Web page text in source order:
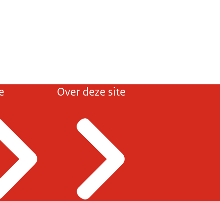
Over deze site